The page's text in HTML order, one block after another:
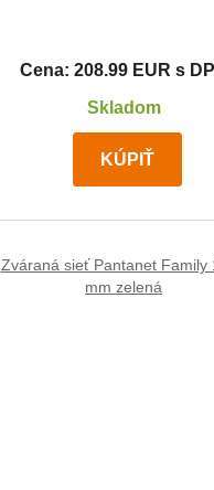
Cena: 208.99 EUR s
Skladom
KÚPIŤ
Zváraná sieť Pantanet Family
mm zelená